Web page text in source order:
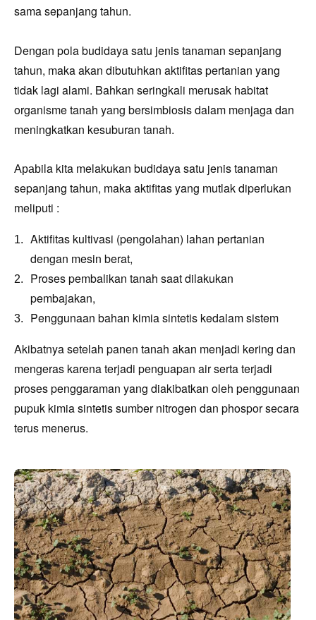
sama sepanjang tahun.
Dengan pola budidaya satu jenis tanaman sepanjang
tahun, maka akan dibutuhkan aktifitas pertanian yang
tidak lagi alami. Bahkan seringkali merusak habitat
organisme tanah yang bersimbiosis dalam menjaga dan
meningkatkan kesuburan tanah.
Apabila kita melakukan budidaya satu jenistanaman
sepanjang tahun, maka aktifitas yang mutlak diperlukan
meliputi :
Aktifitas kultivasi (pengolahan) lahan pertanian
dengan mesin berat,
Proses pembalikan tanah saat dilakukan
pembajakan,
Penggunaan bahan kimia sintetis kedalam sistem
Akibatnya setelah panen tanah akan menjadi kering dan
mengeras karena terjadi penguapan air serta terjadi
proses penggaraman yang diakibatkan oleh penggunaan
pupuk kimia sintetis sumber nitrogen dan phospor secara
terus menerus.